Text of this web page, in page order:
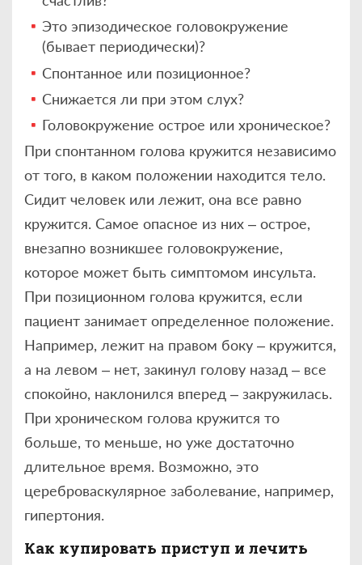
Это эпизодическое головокружение
(бывает периодически)?
Спонтанное или позиционное?
Снижается ли при этом слух?
Головокружение острое или хроническое?
При спонтанном голова кружится независимо
от того, в каком положении находится тело.
Сидит человек или лежит, она все равно
кружится. Самое опасное из них – острое,
внезапно возникшее головокружение,
которое может быть симптомом инсульта.
При позиционном голова кружится, если
пациент занимает определенное положение.
Например, лежит на правом боку – кружится,
а на левом – нет, закинул голову назад – все
спокойно, наклонился вперед – закружилась.
При хроническом голова кружится то
больше, то меньше, но уже достаточно
длительное время. Возможно, это
цереброваскулярное заболевание, например,
гипертония.
Как купировать приступ и лечить